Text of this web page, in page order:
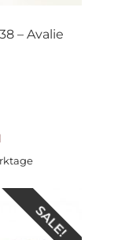
– Avalie
SALE!